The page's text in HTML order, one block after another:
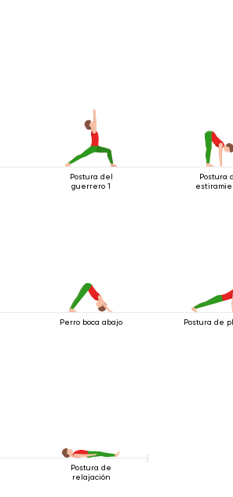
Postura del
guerrero 1
Postura
Perro boca abajo Postura de
Postura de
relajación